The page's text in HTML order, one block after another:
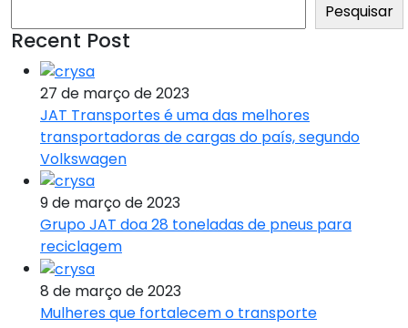
Pesquisar
Recent Post
27 de março de 2023
JAT Transportes é uma das melhores
transportadoras de cargas do país, segundo
Volkswagen
9 de março de 2023
Grupo JAT doa 28 toneladas de pneus para
reciclagem
8 de março de 2023
Mulheres que fortalecem o transporte